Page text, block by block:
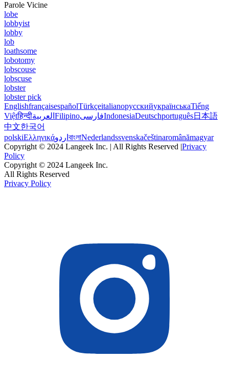
Parole Vicine
lobe
lobbyist
lobby
lob
loathsome
lobotomy
lobscouse
lobscuse
lobster
lobster pick
EnglishfrançaisespañolTürkçeitalianoрусскийукраїнськаTiếng
Việtहिन्दीالعربية FilipinoفارسیIndonesiaDeutschportuguês日本語
中文한국어
polskiΕλληνικάاردو বাংলাNederlandssvenskačeštinaromânămagyar
Copyright © 2024 Langeek Inc. | All Rights Reserved |Privacy
Policy
Copyright © 2024 Langeek Inc.
All Rights Reserved
Privacy Policy